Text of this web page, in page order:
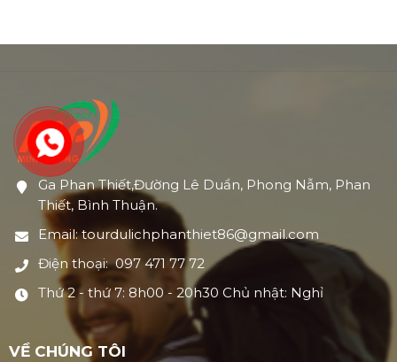
Ga Phan Thiết,Đường Lê Duẩn, Phong Nẫm, Phan
Thiết, Bình Thuận.
Email: tourdulichphanthiet86@gmail.com
Điện thoại: 097 471 77 72
Thứ 2 - thứ 7: 8h00 - 20h30 Chủ nhật: Nghỉ
VỀ CHÚNG TÔI